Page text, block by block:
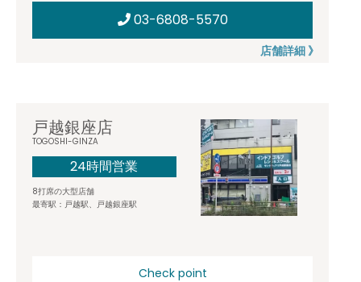
03-6808-5570
店舗詳細 》
戸越銀座店
TOGOSHI-GINZA
24時間営業
8打席の大型店舗
最寄駅：戸越駅、戸越銀座駅
Check point